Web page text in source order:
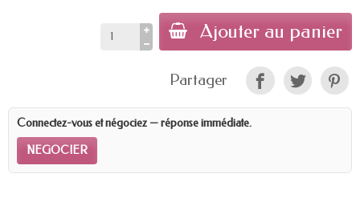
Ajouter au panier
Partager
Connectez-vous et négociez — réponse immédiate.
NEGOCIER